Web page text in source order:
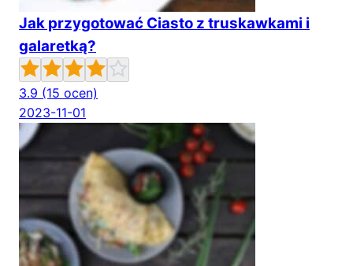
Jak przygotować Ciasto z truskawkami i
galaretką?
3.9 (15 ocen)
2023-11-01